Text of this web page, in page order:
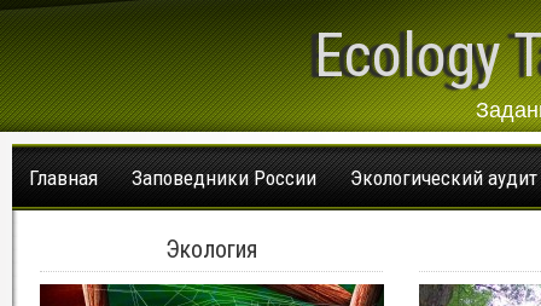
Ecology
Главная Заповедники России Экологический аудит
Экология